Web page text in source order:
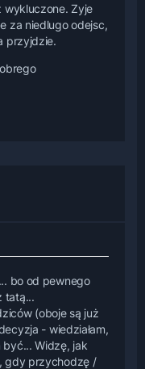
wykluczone. Zyje
za niedlugo odejsc,
przyjdzie.
bo od pewnego
tatą...
(oboje są już
- wiedziałam,
być... Widzę, jak
gdy przychodzę /